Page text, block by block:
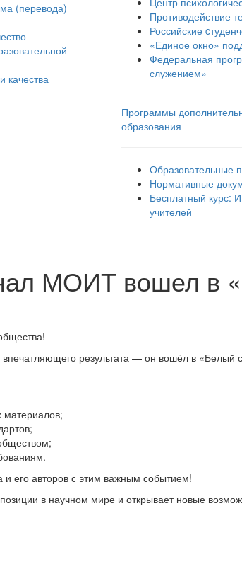
(перевода)
качества
Противодействие
Российские
«Единое окно»
Федеральная
служением»
Программы
образования
Образовательные
Нормативные
Бесплатный курс:
учителей
МОИТ вошел в
результата — он вошёл в «Белый
материалов;
его авторов с этим важным событием!
в научном мире и открывает новые